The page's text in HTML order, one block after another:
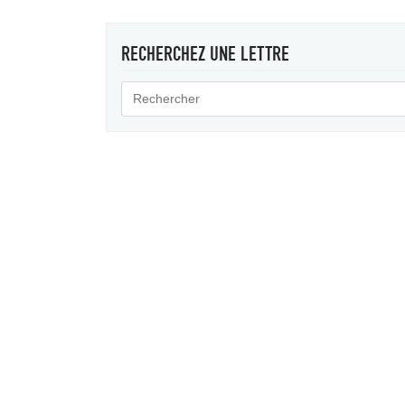
RECHERCHEZ UNE LETTRE